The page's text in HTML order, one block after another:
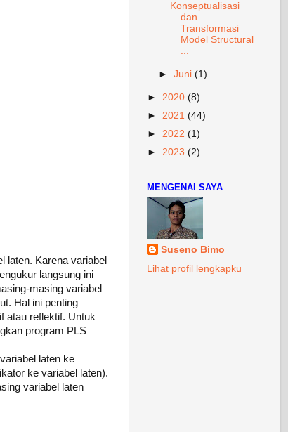
laten. Karena variabel
langsung ini
masing variabel
Hal ini penting
atau reflektif. Untuk
program PLS
laten ke
ke variabel laten).
variabel laten
Konseptualisasi
dan
Transformasi
Model Structural
...
► Juni (1)
► 2020 (8)
► 2021 (44)
► 2022 (1)
► 2023 (2)
MENGENAI SAYA
Suseno Bimo
Lihat profil lengkapku